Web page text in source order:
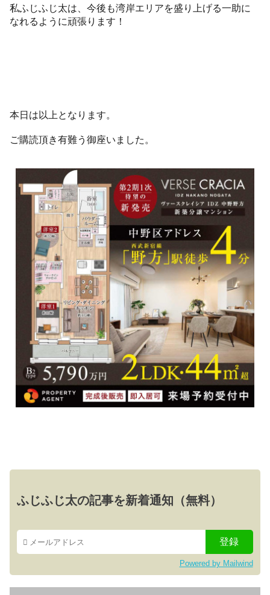
私ふじふじ太は、今後も湾岸エリアを盛り上げる一助に
なれるように頑張ります！
本日は以上となります。
ご購読頂き有難う御座いました。
ふじふじ太の記事を新着通知（無料）
Powered by Mailwind